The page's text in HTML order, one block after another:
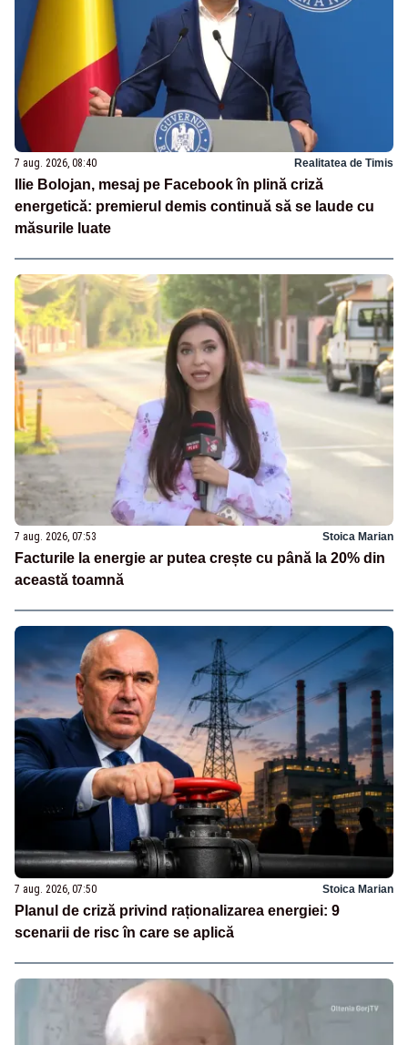
7 aug. 2026, 08:40 Realitatea de Timis
Ilie Bolojan, mesaj pe Facebook în plină criză
energetică: premierul demis continuă să se laude cu
măsurile luate
7 aug. 2026, 07:53 Stoica Marian
Facturile la energie ar putea crește cu până la 20% din
această toamnă
7 aug. 2026, 07:50 Stoica Marian
Planul de criză privind raționalizarea energiei: 9
scenarii de risc în care se aplică